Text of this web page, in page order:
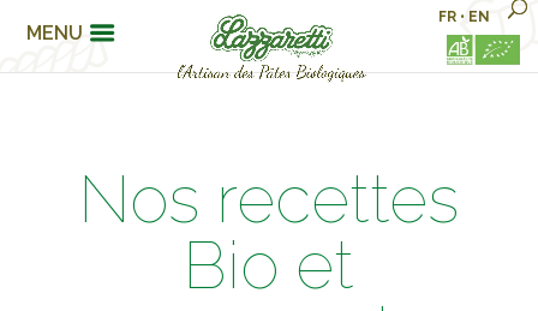
MENU
FR • EN
Nos recettes
Bio et